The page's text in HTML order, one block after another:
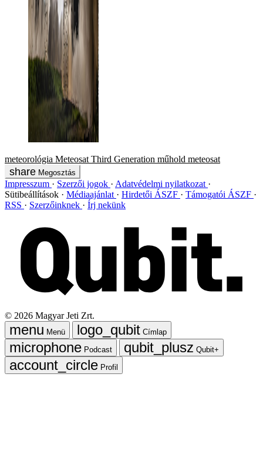
meteorológia Meteosat Third Generation műhold meteosat
Megosztás
Impresszum Szerzői jogok
Adatvédelmi nyilatkozat
Sütibeállítások
Médiaajánlat Hirdetői ÁSZF
Támogatói ÁSZF
RSS
Szerzőinknek Írj nekünk
© 2026 Magyar Jeti Zrt.
Menü
Címlap
Podcast
Qubit+
Profil